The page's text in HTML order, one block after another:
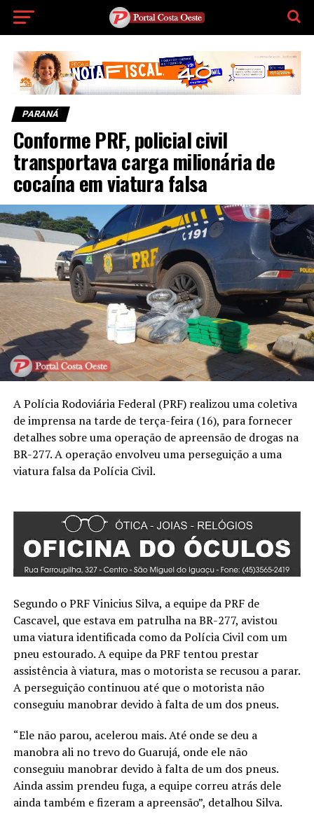
PARANÁ
Conforme PRF, policial civil
transportava carga milionária de
cocaína em viatura falsa
A Polícia Rodoviária Federal (PRF) realizou uma coletiva
de imprensa na tarde de terça-feira (16), para fornecer
detalhes sobre uma operação de apreensão de drogas na
BR-277. A operação envolveu uma perseguição a uma
viatura falsa da Polícia Civil.
Segundo o PRF Vinicius Silva, a equipe da PRF de
Cascavel, que estava em patrulha na BR-277, avistou
uma viatura identificada como da Polícia Civil com um
pneu estourado. A equipe da PRF tentou prestar
assistência à viatura, mas o motorista se recusou a parar.
A perseguição continuou até que o motorista não
conseguiu manobrar devido à falta de um dos pneus.
“Ele não parou, acelerou mais. Até onde se deu a
manobra ali no trevo do Guarujá, onde ele não
conseguiu manobrar devido à falta de um dos pneus.
Ainda assim prendeu fuga, a equipe correu atrás dele
ainda também e fizeram a apreensão”, detalhou Silva.